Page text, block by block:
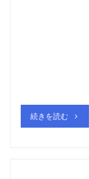
続きを読む“商